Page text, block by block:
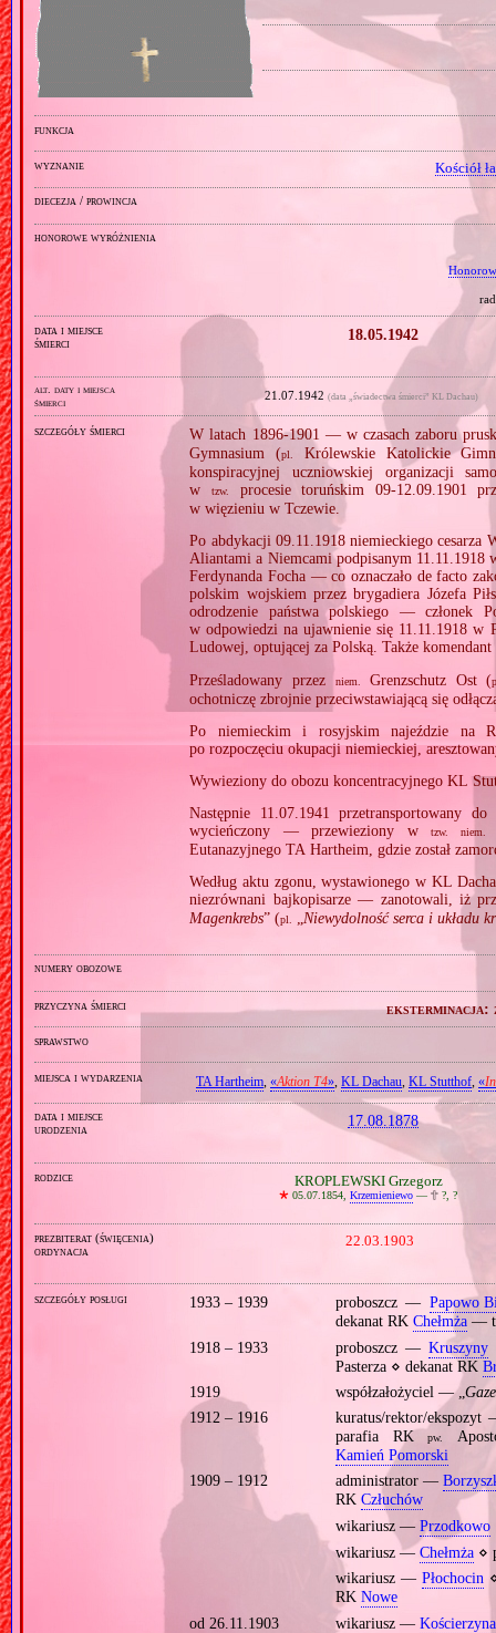
funkcja
wyznanie Kościół
diecezja / prowincja
honorowe wyróżnienia
data i miejsce
śmierci
18.05.1942
alt. daty i miejsca
śmierci
21.07.1942(data „świadectwa śmierci” KL Dachau)
szczegóły śmierci
W latach 1896‐1901 — w czasach zaboru
Gymnasium (pl.
Królewskie Katolickie
konspiracyjnej uczniowskiej organizacji
w
tzw.
procesie toruńskim 09‐12.09.1901
w więzieniu w Tczewie.
Po abdykacji 09.11.1918 niemieckiego
Aliantami a Niemcami podpisanym 11.11.1918
Ferdynanda Focha — co oznaczało de facto
polskim wojskiem przez brygadiera Józefa
odrodzenie państwa polskiego — członek
w odpowiedzi na ujawnienie się 11.11.1918 w
Ludowej, optującej za Polską. Także
Prześladowany przez
niem. Grenzschutz Ost (
ochotniczę zbrojnie przeciwstawiającą się
Po niemieckim i rosyjskim najeździe na
po rozpoczęciu okupacji niemieckiej,
Wywieziony do obozu koncentracyjnego KL
Następnie 11.07.1941 przetransportowany
wycieńczony — przewieziony w
tzw. niem.
Eutanazyjnego TA Hartheim, gdzie został
Według aktu zgonu, wystawionego w KL
niezrównani bajkopisarze — zanotowali, iż
Magenkrebs” (pl. „Niewydolność serca i układu
numery obozowe
przyczyna śmierci eksterminacja:
sprawstwo
miejsca i wydarzenia TA Hartheim, «Aktion T4», KL Dachau, KL Stutthof, «
data i miejsce
urodzenia
17.08.1878
rodzice KROPLEWSKI Grzegorz
🞲 05.07.1854,Krzemieniewo —🕆 ?, ?
prezbiterat (święcenia)
ordynacja
22.03.1903
szczegóły posługi 1933 – 1939 proboszcz — Papowo
dekanat RK Chełmża—
1918 – 1933
proboszcz — Kruszyny
Pasterza ⋄ dekanat RK
1919
współzałożyciel — „
1912 – 1916
kuratus/rektor/
parafia RKpw.
Kamień Pomorski
1909 – 1912
administrator —
RK Człuchów
wikariusz — Przodkowo
wikariusz — Chełmża⋄
wikariusz —Płochocin
RK Nowe
od 26.11.1903
wikariusz — Kościerzyna